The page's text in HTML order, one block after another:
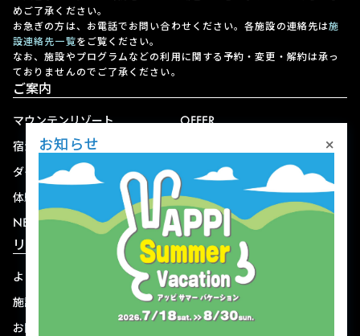
めご了承ください。
お急ぎの方は、お電話でお問い合わせください。各施設の連絡先は施
設連絡先一覧をご覧ください。
なお、施設やプログラムなどの利用に関する予約・変更・解約は承っ
ておりませんのでご了承ください。
ご案内
マウンテンリゾート
宿泊
ダイニング
体験
NEWS
OFFER
ショップ
リゾート情報
よくある質問
施設連絡先一覧
お問い合わせ
関連施設
資料ダウンロード
お知らせ ×